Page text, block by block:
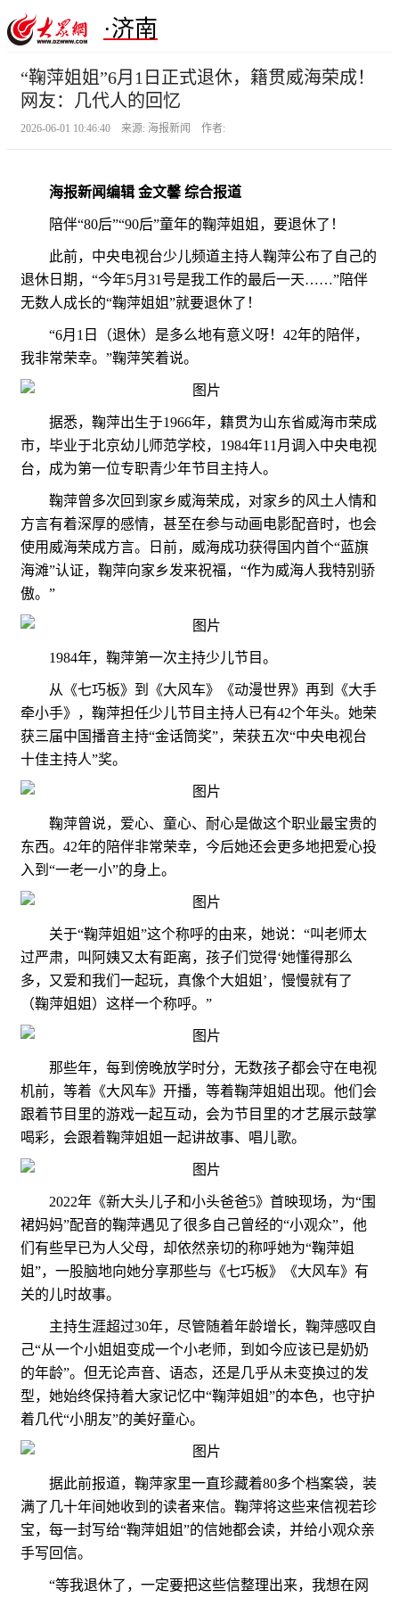
·济南
“鞠萍姐姐”6月1日正式退休，籍贯威海荣成！
网友：几代人的回忆
2026-06-01 10:46:40 来源: 海报新闻 作者:
海报新闻编辑 金文馨 综合报道
陪伴“80后”“90后”童年的鞠萍姐姐，要退休了！
此前，中央电视台少儿频道主持人鞠萍公布了自己的
退休日期，“今年5月31号是我工作的最后一天……”陪伴
无数人成长的“鞠萍姐姐”就要退休了！
“6月1日（退休）是多么地有意义呀！42年的陪伴，
我非常荣幸。”鞠萍笑着说。
据悉，鞠萍出生于1966年，籍贯为山东省威海市荣成
市，毕业于北京幼儿师范学校，1984年11月调入中央电视
台，成为第一位专职青少年节目主持人。
鞠萍曾多次回到家乡威海荣成，对家乡的风土人情和
方言有着深厚的感情，甚至在参与动画电影配音时，也会
使用威海荣成方言。日前，威海成功获得国内首个“蓝旗
海滩”认证，鞠萍向家乡发来祝福，“作为威海人我特别骄
傲。”
1984年，鞠萍第一次主持少儿节目。
从《七巧板》到《大风车》《动漫世界》再到《大手
牵小手》，鞠萍担任少儿节目主持人已有42个年头。她荣
获三届中国播音主持“金话筒奖”，荣获五次“中央电视台
十佳主持人”奖。
鞠萍曾说，爱心、童心、耐心是做这个职业最宝贵的
东西。42年的陪伴非常荣幸，今后她还会更多地把爱心投
入到“一老一小”的身上。
关于“鞠萍姐姐”这个称呼的由来，她说：“叫老师太
过严肃，叫阿姨又太有距离，孩子们觉得‘她懂得那么
多，又爱和我们一起玩，真像个大姐姐’，慢慢就有了
（鞠萍姐姐）这样一个称呼。”
那些年，每到傍晚放学时分，无数孩子都会守在电视
机前，等着《大风车》开播，等着鞠萍姐姐出现。他们会
跟着节目里的游戏一起互动，会为节目里的才艺展示鼓掌
喝彩，会跟着鞠萍姐姐一起讲故事、唱儿歌。
2022年《新大头儿子和小头爸爸5》首映现场，为“围
裙妈妈”配音的鞠萍遇见了很多自己曾经的“小观众”，他
们有些早已为人父母，却依然亲切的称呼她为“鞠萍姐
姐”，一股脑地向她分享那些与《七巧板》《大风车》有
关的儿时故事。
主持生涯超过30年，尽管随着年龄增长，鞠萍感叹自
己“从一个小姐姐变成一个小老师，到如今应该已是奶奶
的年龄”。但无论声音、语态，还是几乎从未变换过的发
型，她始终保持着大家记忆中“鞠萍姐姐”的本色，也守护
着几代“小朋友”的美好童心。
据此前报道，鞠萍家里一直珍藏着80多个档案袋，装
满了几十年间她收到的读者来信。鞠萍将这些来信视若珍
宝，每一封写给“鞠萍姐姐”的信她都会读，并给小观众亲
手写回信。
“等我退休了，一定要把这些信整理出来，我想在网